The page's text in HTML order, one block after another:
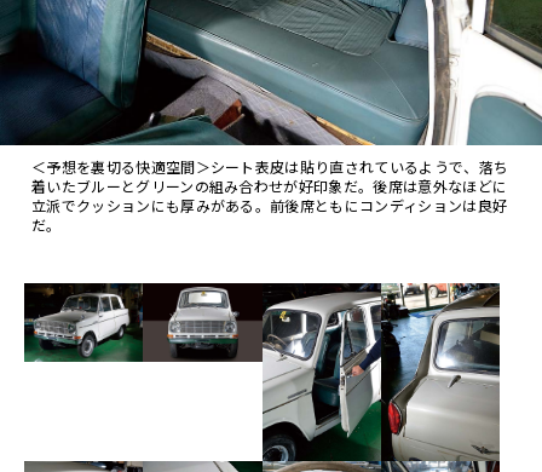
＜予想を裏切る快適空間＞シート表皮は貼り直されているようで、落ち
着いたブルーとグリーンの組み合わせが好印象だ。後席は意外なほどに
立派でクッションにも厚みがある。前後席ともにコンディションは良好
だ。